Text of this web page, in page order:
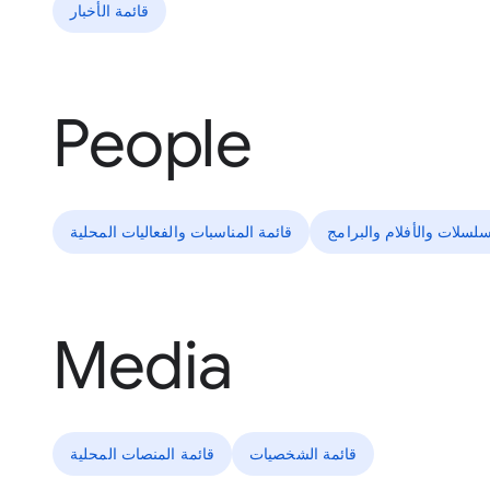
قائمة الأخبار
People
قائمة المناسبات والفعاليات المحلية والأفلام والبرامج
Media
قائمة المنصات المحلية قائمة الشخصيات